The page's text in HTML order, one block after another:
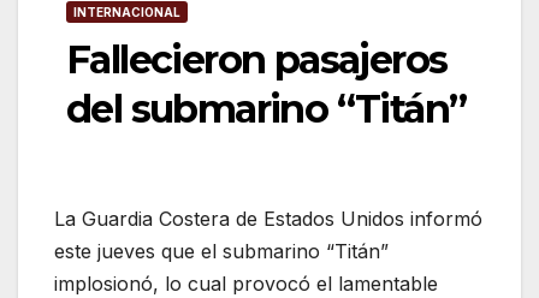
INTERNACIONAL
Fallecieron pasajeros
del submarino “Titán”
La Guardia Costera de Estados Unidos informó
este jueves que el submarino “Titán”
implosionó, lo cual provocó el lamentable